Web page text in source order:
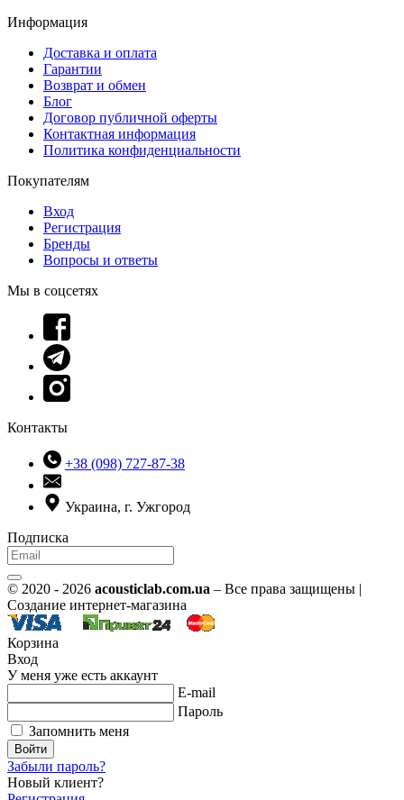
Информация
Доставка и оплата
Гарантии
Возврат и обмен
Блог
Договор публичной оферты
Контактная информация
Политика конфиденциальности
Покупателям
Вход
Регистрация
Бренды
Вопросы и ответы
Мы в соцсетях
Контакты
+38 (098) 727-87-38
Украина, г. Ужгород
Подписка
© 2020 - 2026 acousticlab.com.ua – Все права защищены |
Создание интернет-магазина
Корзина
Вход
У меня уже есть аккаунт
E-mail
Пароль
Запомнить меня
Войти
Забыли пароль?
Новый клиент?